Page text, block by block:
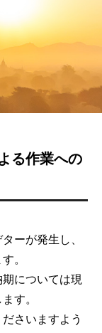
る作業への
ーが発生し、
。
については現
す。
さいますよう